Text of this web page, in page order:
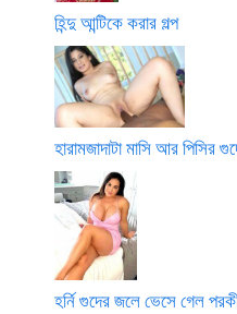
হিন্দু আন্টিকে করার গল্প
হারামজাদাটা মাসি আর পিসির
হর্নি গুদের জলে ভেসে গেল